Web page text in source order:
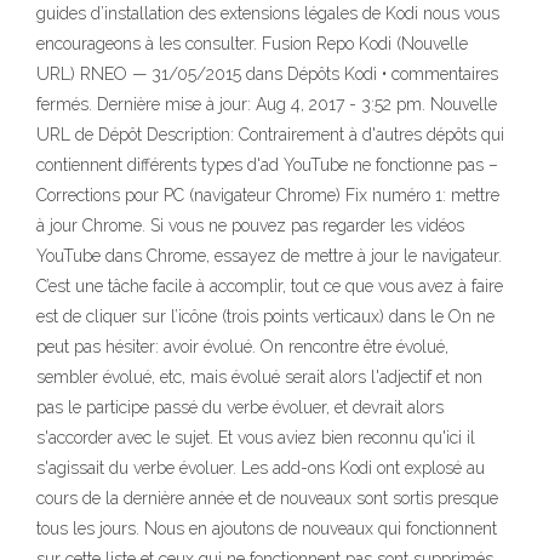
guides d’installation des extensions légales de Kodi nous vous
encourageons à les consulter. Fusion Repo Kodi (Nouvelle
URL) RNEO — 31/05/2015 dans Dépôts Kodi • commentaires
fermés. Dernière mise à jour: Aug 4, 2017 - 3:52 pm. Nouvelle
URL de Dépôt Description: Contrairement à d'autres dépôts qui
contiennent différents types d'ad YouTube ne fonctionne pas –
Corrections pour PC (navigateur Chrome) Fix numéro 1: mettre
à jour Chrome. Si vous ne pouvez pas regarder les vidéos
YouTube dans Chrome, essayez de mettre à jour le navigateur.
C’est une tâche facile à accomplir, tout ce que vous avez à faire
est de cliquer sur l’icône (trois points verticaux) dans le On ne
peut pas hésiter: avoir évolué. On rencontre être évolué,
sembler évolué, etc, mais évolué serait alors l'adjectif et non
pas le participe passé du verbe évoluer, et devrait alors
s'accorder avec le sujet. Et vous aviez bien reconnu qu'ici il
s'agissait du verbe évoluer. Les add-ons Kodi ont explosé au
cours de la dernière année et de nouveaux sont sortis presque
tous les jours. Nous en ajoutons de nouveaux qui fonctionnent